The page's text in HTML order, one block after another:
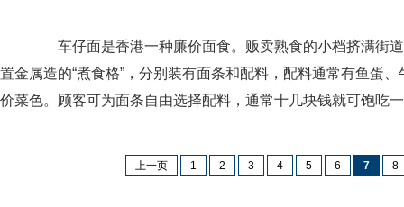
车仔面是香港一种廉价面食。贩卖熟食的小档挤满街道
置金属造的“煮食格”，分别装有面条和配料，配料通常有鱼蛋
价菜色。顾客可为面条自由选择配料，通常十几块钱就可饱吃
上一页 1 2 3 4 5 6 7 8